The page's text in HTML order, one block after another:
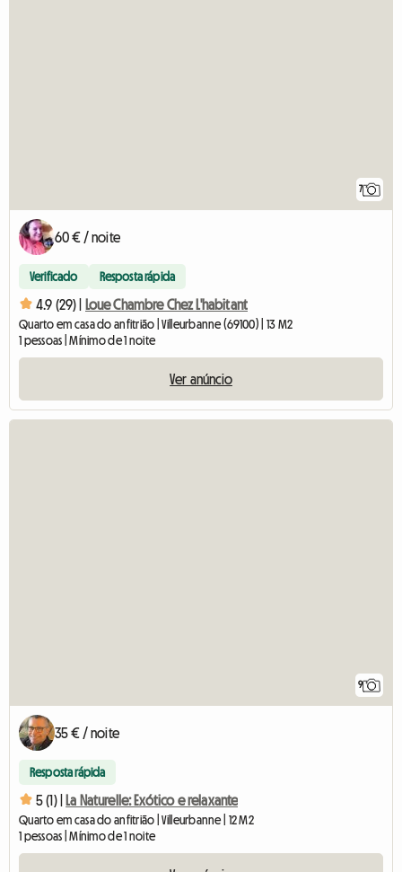
7
60 € / noite
Verificado Resposta rápida
4.9 (29) | Loue Chambre Chez L'habitant
Quarto em casa do anfitrião | Villeurbanne (69100) | 13 M2
1 pessoas | Mínimo de 1 noite
Ver anúncio
9
35 € / noite
Resposta rápida
5 (1) | La Naturelle: Exótico e relaxante
Quarto em casa do anfitrião | Villeurbanne | 12 M2
1 pessoas | Mínimo de 1 noite